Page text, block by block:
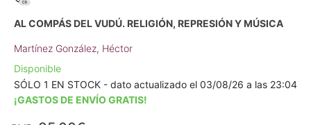
AL COMPÁS DEL VUDÚ. RELIGIÓN, REPRESIÓN Y MÚSICA
Martínez González, Héctor
Disponible
SÓLO 1 EN STOCK - dato actualizado el 03/08/26 a las 23:04
¡GASTOS DE ENVÍO GRATIS!